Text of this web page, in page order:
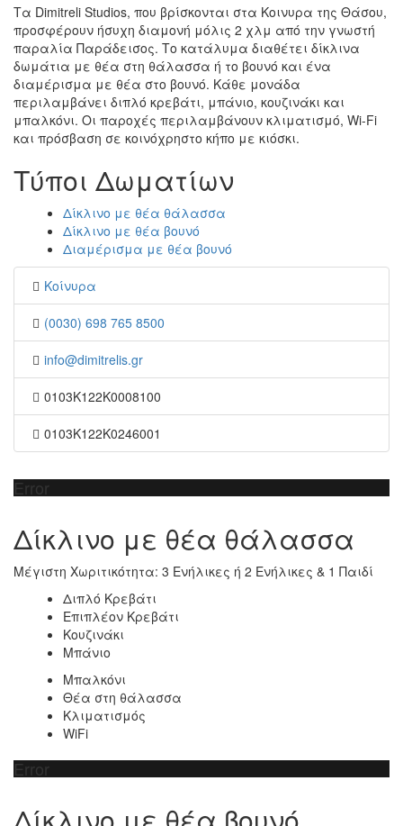
Τα Dimitreli Studios, που βρίσκονται στα Κοινυρα της Θάσου,
προσφέρουν ήσυχη διαμονή μόλις 2 χλμ από την γνωστή
παραλία Παράδεισος. Το κατάλυμα διαθέτει δίκλινα
δωμάτια με θέα στη θάλασσα ή το βουνό και ένα
διαμέρισμα με θέα στο βουνό. Κάθε μονάδα
περιλαμβάνει διπλό κρεβάτι, μπάνιο, κουζινάκι και
μπαλκόνι. Οι παροχές περιλαμβάνουν κλιματισμό, Wi-Fi
και πρόσβαση σε κοινόχρηστο κήπο με κιόσκι.
Τύποι Δωματίων
Δίκλινο με θέα θάλασσα
Δίκλινο με θέα βουνό
Διαμέρισμα με θέα βουνό
Κοίνυρα
(0030) 698 765 8500
info@dimitrelis.gr
0103K122K0008100
0103K122K0246001
Error
Δίκλινο με θέα θάλασσα
Μέγιστη Χωριτικότητα: 3 Ενήλικες ή 2 Ενήλικες & 1 Παιδί
Διπλό Κρεβάτι
Επιπλέον Κρεβάτι
Κουζινάκι
Μπάνιο
Μπαλκόνι
Θέα στη θάλασσα
Κλιματισμός
WiFi
Error